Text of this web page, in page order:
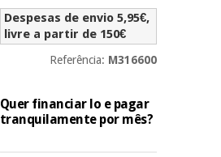
Despesas de envio 5,95€,
livre a partir de 150€
Referência: M316600
Quer financiar lo e pagar
tranquilamente por mês?